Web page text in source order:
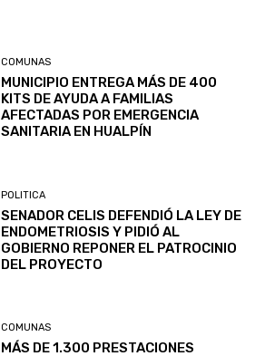
COMUNAS
MUNICIPIO ENTREGA MÁS DE 400
KITS DE AYUDA A FAMILIAS
AFECTADAS POR EMERGENCIA
SANITARIA EN HUALPÍN
POLITICA
SENADOR CELIS DEFENDIÓ LA LEY DE
ENDOMETRIOSIS Y PIDIÓ AL
GOBIERNO REPONER EL PATROCINIO
DEL PROYECTO
COMUNAS
MÁS DE 1.300 PRESTACIONES